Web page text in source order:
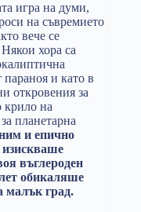
игра на думи,
на съвремието
вече се
хора са
и като в
откровения за
крило на
планетарна
и епично
въглероден
обикаляше
малък град.